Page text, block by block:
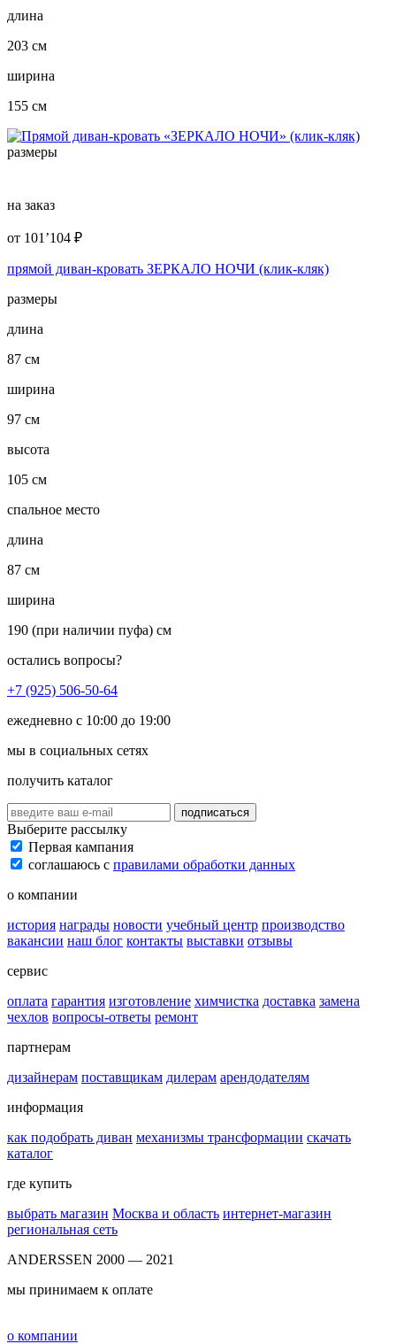
длина
203 см
ширина
155 см
размеры
на заказ
от 101’104 ₽
прямой диван-кровать ЗЕРКАЛО НОЧИ (клик-кляк)
размеры
длина
87 см
ширина
97 см
высота
105 см
спальное место
длина
87 см
ширина
190 (при наличии пуфа) см
остались вопросы?
+7 (925) 506-50-64
ежедневно с 10:00 до 19:00
мы в социальных сетях
получить каталог
подписаться
Выберите рассылку
Первая кампания
соглашаюсь с правилами обработки данных
о компании
история награды новости учебный центр производство
вакансии наш блог контакты выставки отзывы
сервис
оплата гарантия изготовление химчистка доставка замена
чехлов вопросы-ответы ремонт
партнерам
дизайнерам поставщикам дилерам арендодателям
информация
как подобрать диван механизмы трансформации скачать
каталог
где купить
выбрать магазин Москва и область интернет-магазин
региональная сеть
ANDERSSEN 2000 — 2021
мы принимаем к оплате
о компании